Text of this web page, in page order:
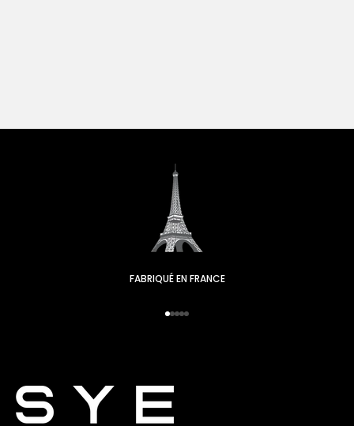
FABRIQUÉ EN FRANCE
Aller à l'élément 1
Passez à l'élément 2
Passez à l'élément 3.
Passez à l'élément 4.
Passez à l'élément 5.